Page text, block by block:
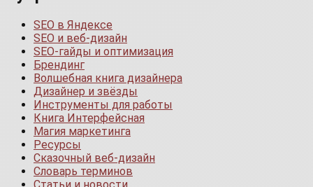
SEO в Яндексе
SEO и веб-дизайн
SEO-гайды и оптимизация
Брендинг
Волшебная книга дизайнера
Дизайнер и звёзды
Инструменты для работы
Книга Интерфейсная
Магия маркетинга
Ресурсы
Сказочный веб-дизайн
Словарь терминов